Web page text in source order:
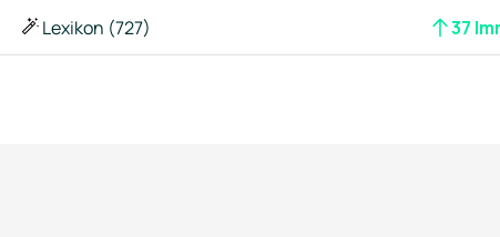
Lexikon (727) 37